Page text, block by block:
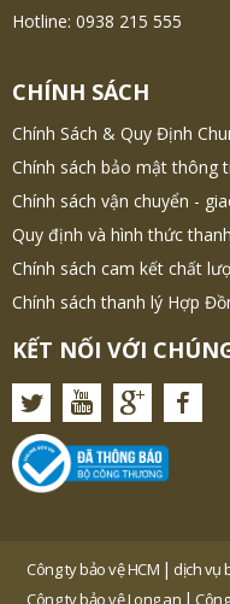
Hotline: 0938 215 555
CHÍNH SÁCH
Chính Sách & Quy Định
Chính sách bảo mật thông
Chính sách vận chuyển -
Quy định và hình thức
Chính sách cam kết chất
Chính sách thanh lý Hợp
KẾT NỐI VỚI
Công ty bảo vệ HCM | dịch vụ
Công ty bảo vệ Long an |